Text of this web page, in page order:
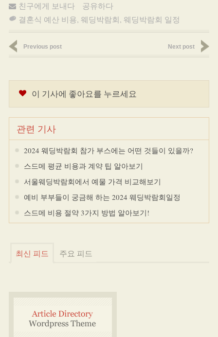
친구에게 보내다
공유하다
결혼식 예산 비용, 웨딩박람회, 웨딩박람회 일정
Previous post Next post
이 기사에 좋아요를 누르세요
관련 기사
2024 웨딩박람회 참가 부스에는 어떤 것들이 있을까?
스드메 평균 비용과 계약 팁 알아보기
서울웨딩박람회에서 예물 가격 비교해보기
예비 부부들이 궁금해 하는 2024 웨딩박람회일정
스드메 비용 절약 3가지 방법 알아보기!
최신 피드 주요 피드